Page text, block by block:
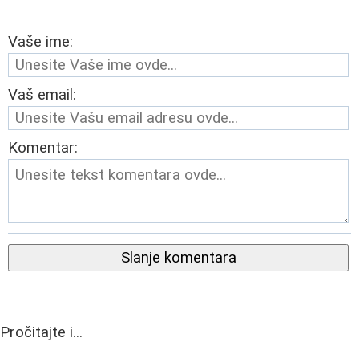
Vaše ime:
Vaš email:
Komentar:
Slanje komentara
Pročitajte i...